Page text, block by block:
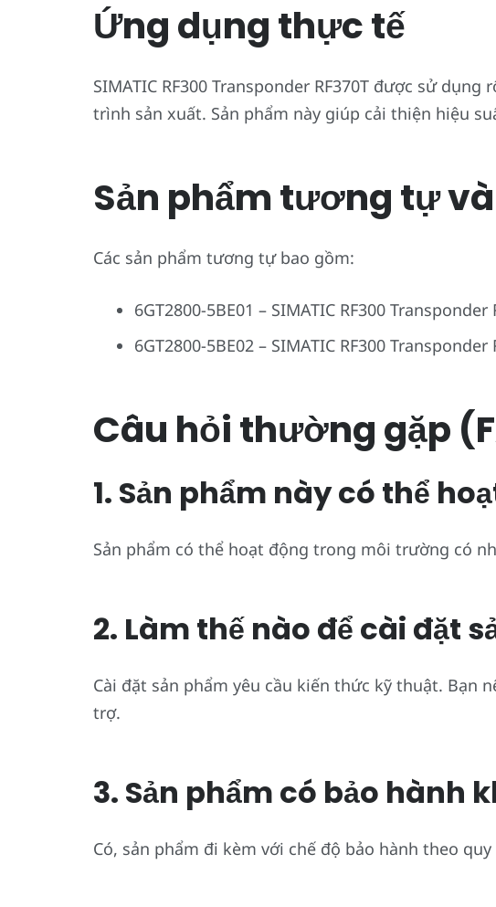
Ứng dụng thực tế
SIMATIC RF300 Transponder RF370T được sử
trình sản xuất. Sản phẩm này giúp cải thiện hiệu
Sản phẩm tương tự
Các sản phẩm tương tự bao gồm:
6GT2800-5BE01 – SIMATIC RF300 Transponder
6GT2800-5BE02 – SIMATIC RF300 Transponder
Câu hỏi thường gặp
1. Sản phẩm này có thể
Sản phẩm có thể hoạt động trong môi trường có
2. Làm thế nào để cài đặt
Cài đặt sản phẩm yêu cầu kiến thức kỹ thuật. Bạn
trợ.
3. Sản phẩm có bảo hành
Có, sản phẩm đi kèm với chế độ bảo hành theo